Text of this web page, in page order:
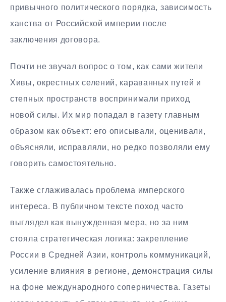
привычного политического порядка, зависимость
ханства от Российской империи после
заключения договора.
Почти не звучал вопрос о том, как сами жители
Хивы, окрестных селений, караванных путей и
степных пространств воспринимали приход
новой силы. Их мир попадал в газету главным
образом как объект: его описывали, оценивали,
объясняли, исправляли, но редко позволяли ему
говорить самостоятельно.
Также сглаживалась проблема имперского
интереса. В публичном тексте поход часто
выглядел как вынужденная мера, но за ним
стояла стратегическая логика: закрепление
России в Средней Азии, контроль коммуникаций,
усиление влияния в регионе, демонстрация силы
на фоне международного соперничества. Газеты